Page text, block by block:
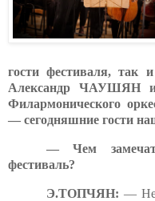
гости фестиваля, так
Александр ЧАУШЯН и
Филармонического
— сегодняшние гости
— Чем
фестиваль?
Э.ТОПЧЯН: — Не